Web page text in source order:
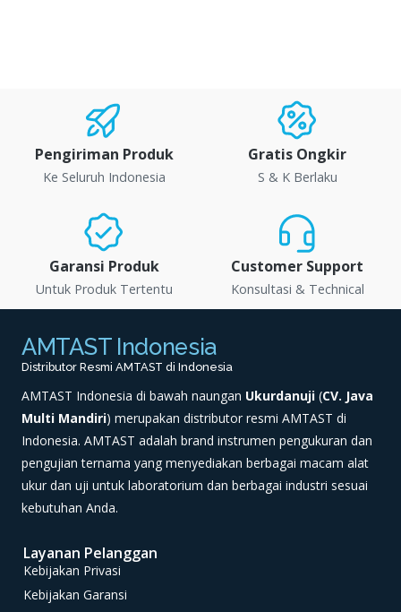
Pengiriman Produk
Ke Seluruh Indonesia
Gratis Ongkir
S & K Berlaku
Garansi Produk
Untuk Produk Tertentu
Customer Support
Konsultasi & Technical
AMTAST Indonesia
Distributor Resmi AMTAST di Indonesia
AMTAST Indonesia di bawah naungan Ukurdanuji (CV. Java
Multi Mandiri) merupakan distributor resmi AMTAST di
Indonesia. AMTAST adalah brand instrumen pengukuran dan
pengujian ternama yang menyediakan berbagai macam alat
ukur dan uji untuk laboratorium dan berbagai industri sesuai
kebutuhan Anda.
Layanan Pelanggan
Kebijakan Privasi
Kebijakan Garansi